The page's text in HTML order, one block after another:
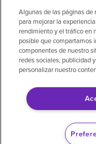
© 2026
Aviso legal: Se
inteligencia
es la versión oficial.
Algunas de las páginas
para mejorar la
rendimiento y el tráfico en
posible que compartamos
componentes de nuestro
redes sociales, publicidad
personalizar nuestro